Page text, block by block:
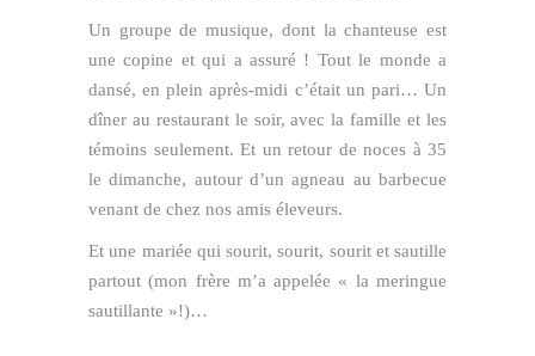
Un groupe de musique, dont la chanteuse est
une copine et qui a assuré ! Tout le monde a
dansé, en plein après-midi c’était un pari… Un
dîner au restaurant le soir, avec la famille et les
témoins seulement. Et un retour de noces à 35
le dimanche, autour d’un agneau au barbecue
venant de chez nos amis éleveurs.
Et une mariée qui sourit, sourit, sourit et sautille
partout (mon frère m’a appelée « la meringue
sautillante »!)…